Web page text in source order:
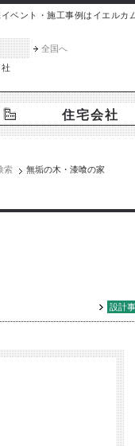
ベント・施工事例はイエルカ
全国へ
社
住宅会社
索 無垢の木・漆喰の家
設計